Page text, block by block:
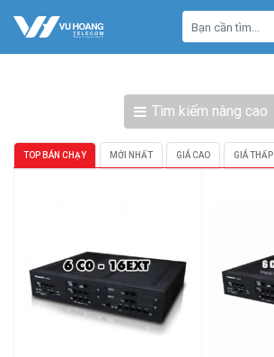
Tìm kiếm nâng cao
TOP BÁN CHẠY MỚI NHẤT GIÁ CAO GIÁ THẤP